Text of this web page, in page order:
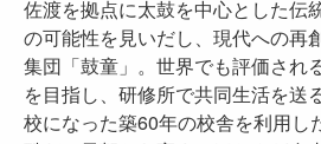
佐渡を拠点に太鼓を中心とした伝
の可能性を見いだし、現代への再
集団「鼓童」。世界でも評価され
を目指し、研修所で共同生活を送
校になった築60年の校舎を利用し